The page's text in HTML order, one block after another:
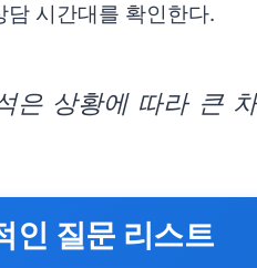
시간대를 확인한다.
은 상황에 따라 큰
인 질문 리스트